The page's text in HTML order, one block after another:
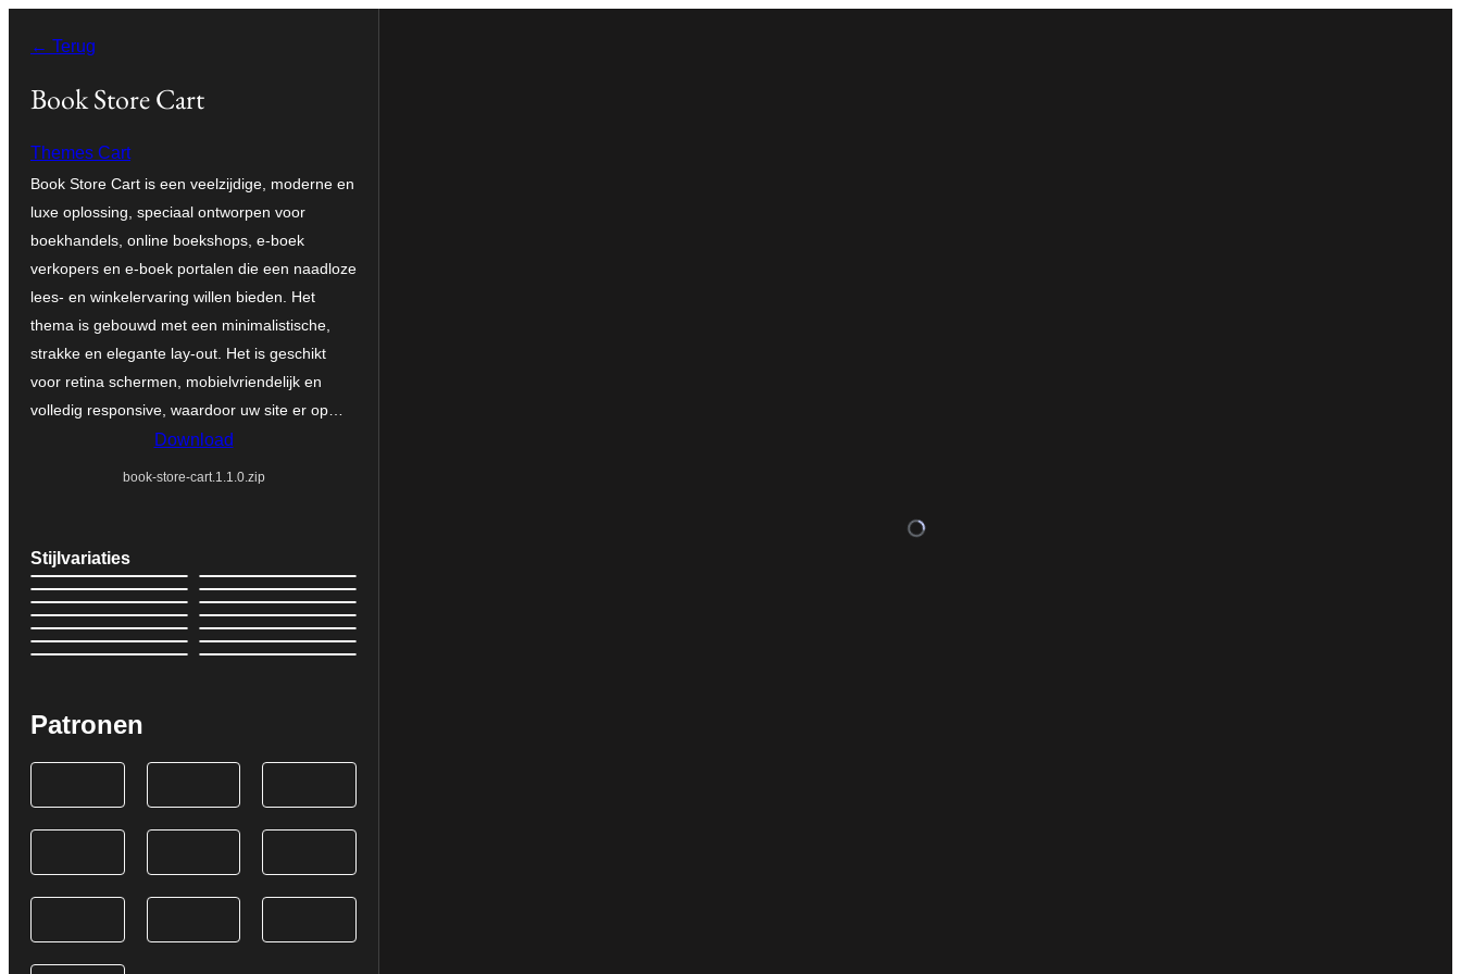
naar
← Terug
Book Store Cart
Themes Cart
Book Store Cart is een veelzijdige, moderne en
luxe oplossing, speciaal ontworpen voor
boekhandels, online boekshops, e-boek
verkopers en e-boek portalen die een naadloze
lees- en winkelervaring willen bieden. Het
thema is gebouwd met een minimalistische,
strakke en elegante lay-out. Het is geschikt
voor retina schermen, mobielvriendelijk en
volledig responsive, waardoor uw site er op…
Download
book-store-cart.1.1.0.zip
Stijlvariaties
Patronen